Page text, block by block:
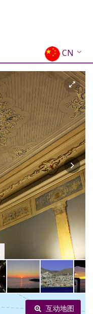
CN
EN
EL
FR
DE
IT
ES
RU
互动地图